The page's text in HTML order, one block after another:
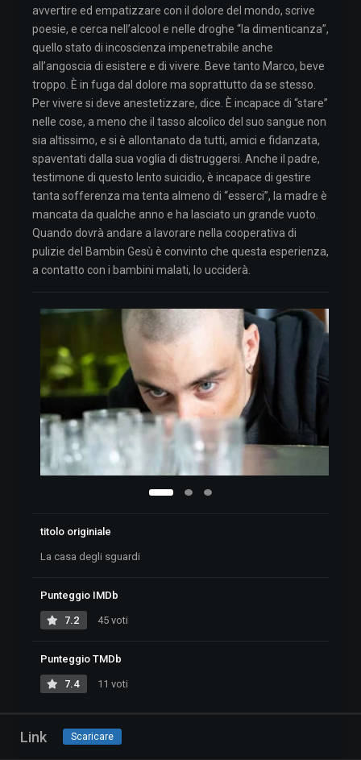
avvertire ed empatizzare con il dolore del mondo, scrive
poesie, e cerca nell’alcool e nelle droghe “la dimenticanza”,
quello stato di incoscienza impenetrabile anche
all’angoscia di esistere e di vivere. Beve tanto Marco, beve
troppo. È in fuga dal dolore ma soprattutto da se stesso.
Per vivere si deve anestetizzare, dice. È incapace di “stare”
nelle cose, a meno che il tasso alcolico del suo sangue non
sia altissimo, e si è allontanato da tutti, amici e fidanzata,
spaventati dalla sua voglia di distruggersi. Anche il padre,
testimone di questo lento suicidio, è incapace di gestire
tanta sofferenza ma tenta almeno di “esserci”, la madre è
mancata da qualche anno e ha lasciato un grande vuoto.
Quando dovrà andare a lavorare nella cooperativa di
pulizie del Bambin Gesù è convinto che questa esperienza,
a contatto con i bambini malati, lo ucciderà.
titolo originiale
La casa degli sguardi
Punteggio IMDb
7.2 45 voti
Punteggio TMDb
7.4 11 voti
Link Scaricare